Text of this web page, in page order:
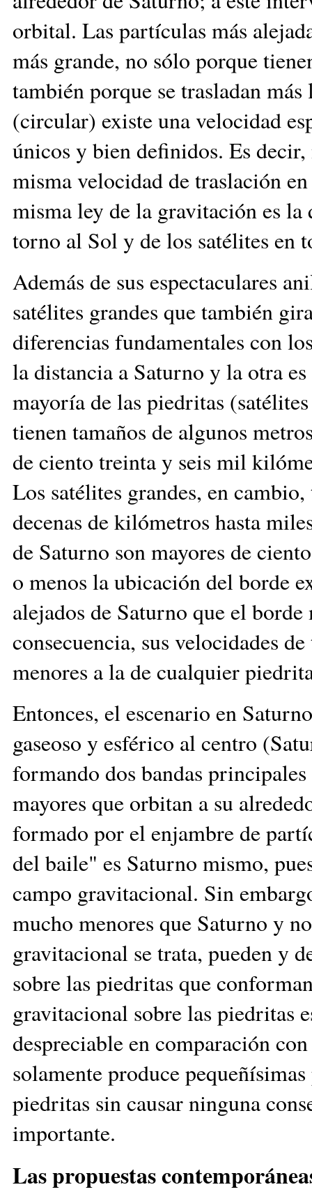
orbital. Las partículas más
más grande, no sólo porque
también porque se trasladan
(circular) existe una velocidad
únicos y bien definidos. Es
misma velocidad de traslación
misma ley de la gravitación es
torno al Sol y de los satélites en
Además de sus espectaculares
satélites grandes que también
diferencias fundamentales con
la distancia a Saturno y la otra
mayoría de las piedritas
tienen tamaños de algunos
de ciento treinta y seis mil
Los satélites grandes, en
decenas de kilómetros hasta
de Saturno son mayores de
o menos la ubicación del borde
alejados de Saturno que el
consecuencia, sus velocidades
menores a la de cualquier
Entonces, el escenario en
gaseoso y esférico al centro
formando dos bandas
mayores que orbitan a su
formado por el enjambre de
del baile" es Saturno mismo,
campo gravitacional. Sin
mucho menores que Saturno y
gravitacional se trata, pueden y
sobre las piedritas que
gravitacional sobre las piedritas
despreciable en comparación
solamente produce
piedritas sin causar ninguna
importante.
Las propuestas